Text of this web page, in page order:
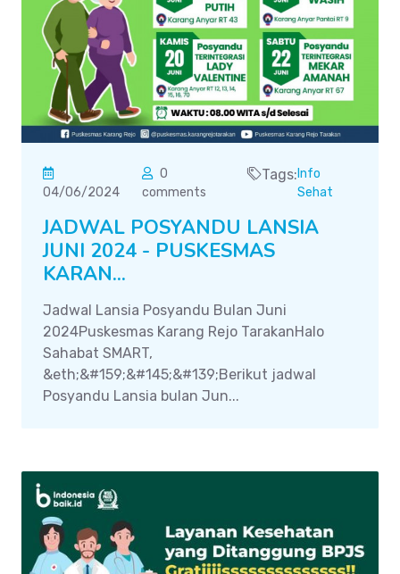
04/06/2024
0
comments
Tags: Info
Sehat
JADWAL POSYANDU LANSIA
JUNI 2024 - PUSKESMAS
KARAN...
Jadwal Lansia Posyandu Bulan Juni
2024Puskesmas Karang Rejo TarakanHalo
Sahabat SMART,
&eth;&#159;&#145;&#139;Berikut jadwal
Posyandu Lansia bulan Jun...